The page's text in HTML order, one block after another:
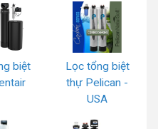
biệt
Lọc tổng biệt
thự Pelican -
USA